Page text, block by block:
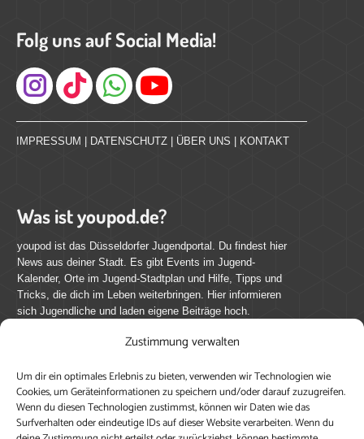
Zustimmung verwalten
Um dir ein optimales Erlebnis zu bieten, verwenden wir Technologien wie
Cookies, um Geräteinformationen zu speichern und/oder darauf zuzugreifen.
Wenn du diesen Technologien zustimmst, können wir Daten wie das
Surfverhalten oder eindeutige IDs auf dieser Website verarbeiten. Wenn du
Folg uns auf Social Media!
Instagram
IMPRESSUM | DATENSCHUTZ | ÜBER UNS | KONTAKT
Was ist youpod.de?
youpod ist das Düsseldorfer Jugendportal. Du findest hier
News aus deiner Stadt. Es gibt Events im Jugend-
Kalender, Orte im Jugend-Stadtplan und Hilfe, Tipps und
Tricks, die dich im Leben weiterbringen. Hier informieren
sich Jugendliche und laden eigene Beiträge hoch.
youpod.de lebt von Menschen wie dir. Sammel
journalistische Erfahrung, teile deine Perspektive und
veröffentliche deine Beiträge auf youpod.de.Du musst
dich anmelden, um alle Funktionen nutzen zu können, ein